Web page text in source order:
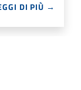
DI PIÙ →